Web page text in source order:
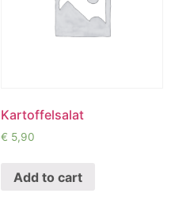
Kartoffelsalat
€ 5,90
Add to cart